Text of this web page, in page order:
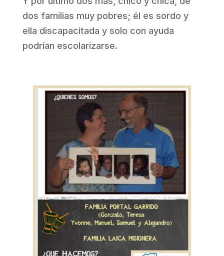
dos familias muy pobres; él es sordo y
ella discapacitada y solo con ayuda
podrían escolarizarse.